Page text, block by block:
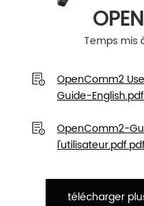
Temps mis
OpenComm2
Guide-
OpenComm2-
télécharger